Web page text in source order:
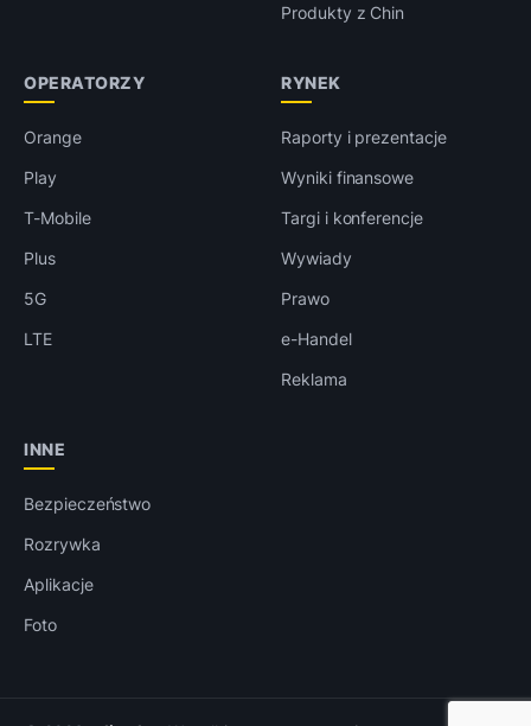
Produkty z Chin
OPERATORZY
Orange
Play
T-Mobile
Plus
5G
LTE
RYNEK
Raporty i prezentacje
Wyniki finansowe
Targi i konferencje
Wywiady
Prawo
e-Handel
Reklama
INNE
Bezpieczeństwo
Rozrywka
Aplikacje
Foto